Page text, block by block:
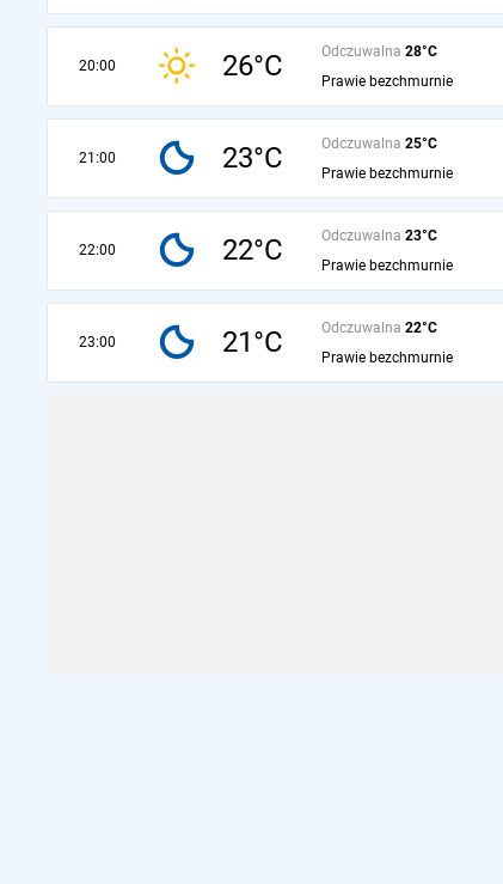
20:00 26°C Odczuwalna 28°C
Prawie bezchmurnie
21:00 23°C Odczuwalna 25°C
Prawie bezchmurnie
22:00 22°C Odczuwalna 23°C
Prawie bezchmurnie
23:00 21°C Odczuwalna 22°C
Prawie bezchmurnie